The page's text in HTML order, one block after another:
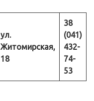
ул.
Житомирская,
18
38
(041)
432-
74-
53